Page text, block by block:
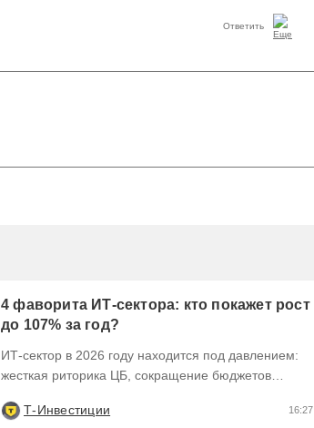
Ответить
4 фаворита ИТ-сектора: кто покажет рост
до 107% за год?
ИТ-сектор в 2026 году находится под давлением:
жесткая риторика ЦБ, сокращение бюджетов
Т-Инвестиции
16:27